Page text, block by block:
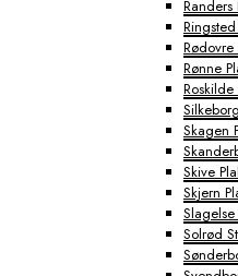
Randers
Rødovre
Rønne
Roskilde
Skagen
Skive
Skjern
Solrød